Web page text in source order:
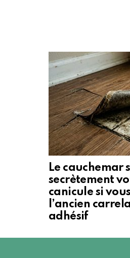
Le cauchemar
secrètement
canicule si
l’ancien
adhésif